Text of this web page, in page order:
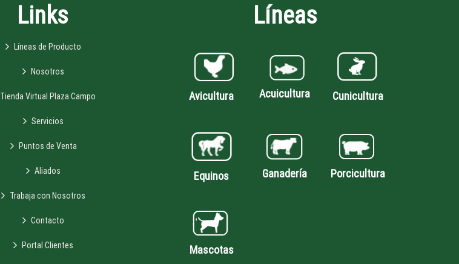
Links
Líneas de Producto
Nosotros
Tienda Virtual Plaza Campo
Servicios
Puntos de Venta
Aliados
Trabaja con Nosotros
Contacto
Portal Clientes
Líneas
Avicultura Acuicultura Cunicultura
Equinos Ganadería Porcicultura
Mascotas